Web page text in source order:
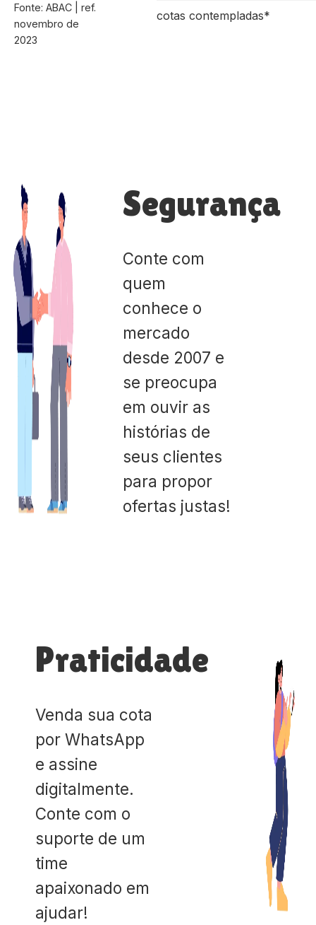
Fonte: ABAC | ref.
novembro de
2023
cotas contempladas*
Segurança
Conte com
quem
conhece o
mercado
desde 2007 e
se preocupa
em ouvir as
histórias de
seus clientes
para propor
ofertas justas!
Praticidade
Venda sua cota
por WhatsApp
e assine
digitalmente.
Conte com o
suporte de um
time
apaixonado em
ajudar!